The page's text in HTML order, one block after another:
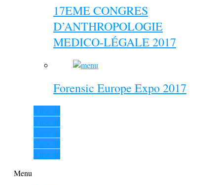
17EME CONGRES
D’ANTHROPOLOGIE
MEDICO-LÉGALE 2017
Forensic Europe Expo 2017
View all
View all
View all
View all
View all
Menu